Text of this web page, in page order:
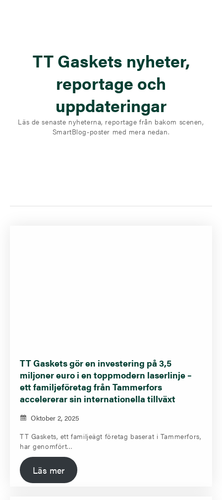
TT Gaskets nyheter,
reportage och
uppdateringar
Läs de senaste nyheterna, reportage från bakom scenen,
SmartBlog-poster med mera nedan.
TT Gaskets gör en investering på 3,5
miljoner euro i en toppmodern laserlinje –
ett familjeföretag från Tammerfors
accelererar sin internationella tillväxt
Oktober 2, 2025
TT Gaskets, ett familjeägt företag baserat i Tammerfors,
har genomfört…
Läs mer